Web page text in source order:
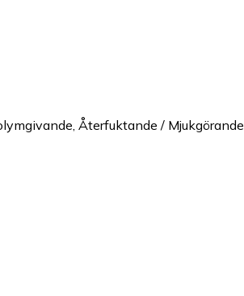
Återfuktande / Mjukgörande